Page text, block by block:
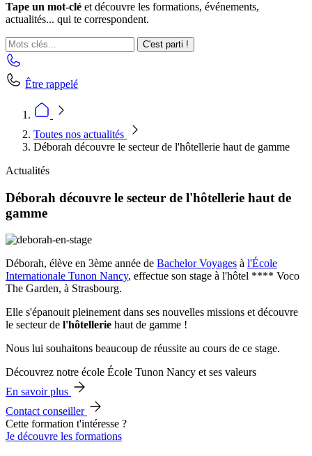
Tape un mot-clé et découvre les formations, événements,
actualités... qui te correspondent.
C'est parti !
Être rappelé
Toutes nos actualités
Déborah découvre le secteur de l'hôtellerie haut de gamme
Actualités
Déborah découvre le secteur de l'hôtellerie haut de
gamme
Déborah, élève en 3ème année de Bachelor Voyages à l'École
Internationale Tunon Nancy, effectue son stage à l'hôtel **** Voco
The Garden, à Strasbourg.
Elle s'épanouit pleinement dans ses nouvelles missions et découvre
le secteur de l'hôtellerie haut de gamme !
Nous lui souhaitons beaucoup de réussite au cours de ce stage.
Découvrez notre école École Tunon Nancy et ses valeurs
En savoir plus
Contact conseiller
Cette formation t'intéresse ?
Je découvre les formations